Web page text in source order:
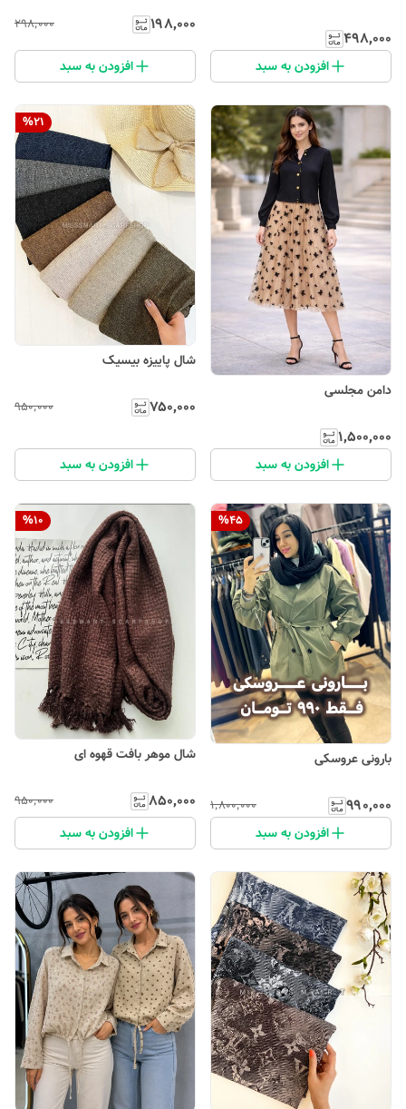
۴۹۸٬۰۰۰
افزودن به سبد
۱۹۸٬۰۰۰ ۲۹۸٬۰۰۰
افزودن به سبد
دامن مجلسی
۱٬۵۰۰٬۰۰۰
افزودن به سبد
%21
شال پاییزه بیسیک
۷۵۰٬۰۰۰ ۹۵۰٬۰۰۰
افزودن به سبد
%45
بارونی عروسکی
۹۹۰٬۰۰۰ ۱٬۸۰۰٬۰۰۰
افزودن به سبد
%10
شال موهر بافت قهوه ای
۸۵۰٬۰۰۰ ۹۵۰٬۰۰۰
افزودن به سبد